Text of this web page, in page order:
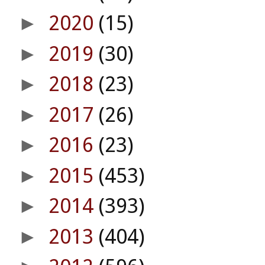
► 2020 (15)
► 2019 (30)
► 2018 (23)
► 2017 (26)
► 2016 (23)
► 2015 (453)
► 2014 (393)
► 2013 (404)